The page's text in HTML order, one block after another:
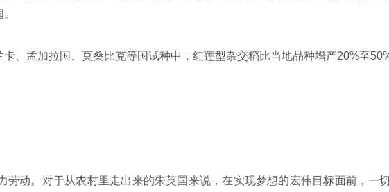
、孟加拉国、莫桑比克等国试种中，红莲型杂交稻比当地品种增产20%至50%
动。对于从农村里走出来的朱英国来说，在实现梦想的宏伟目标面前，一